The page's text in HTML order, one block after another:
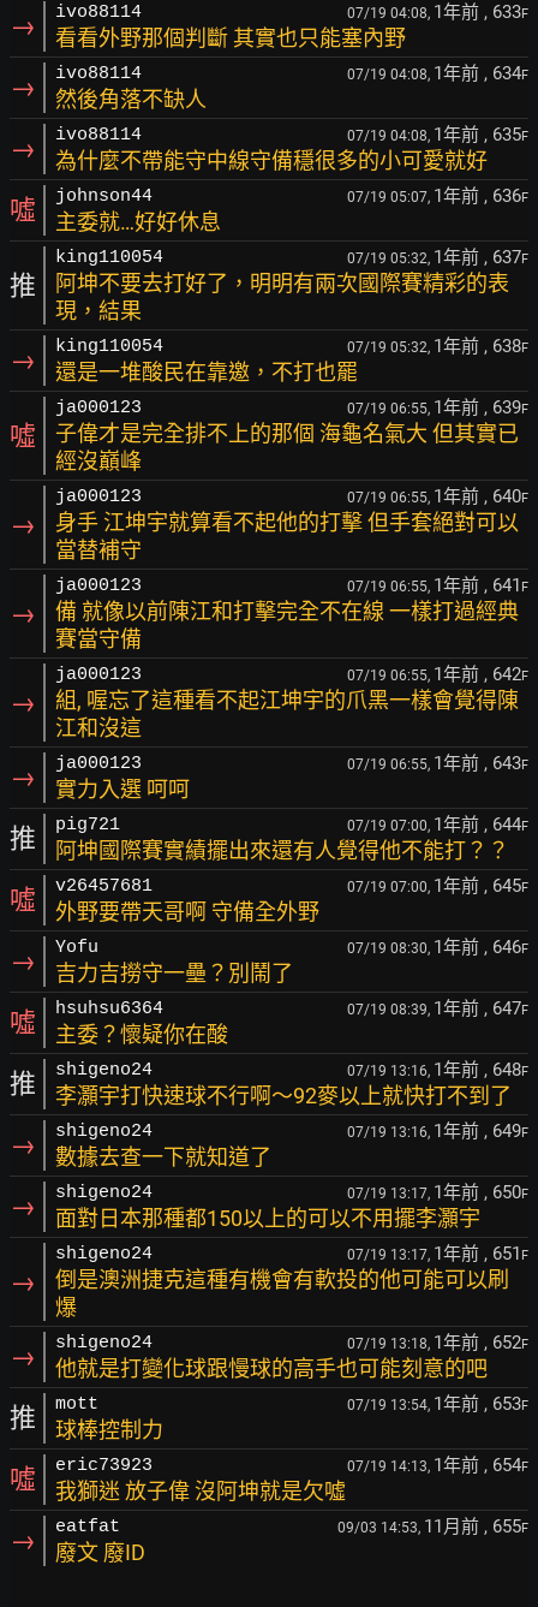
→ ivo88114 07/19 04:08, 1年前 , 633F
看看外野那個判斷 其實也只能塞內野
→ ivo88114 07/19 04:08, 1年前 , 634F
然後角落不缺人
→ ivo88114 07/19 04:08, 1年前 , 635F
為什麼不帶能守中線守備穩很多的小可愛就好
噓 johnson44 07/19 05:07, 1年前 , 636F
主委就…好好休息
推
king110054 07/19 05:32, 1年前 , 637F
阿坤不要去打好了，明明有兩次國際賽精彩的表
現，結果
→ king110054 07/19 05:32, 1年前 , 638F
還是一堆酸民在靠邀，不打也罷
噓
ja000123 07/19 06:55, 1年前 , 639F
子偉才是完全排不上的那個 海龜名氣大 但其實已
經沒巔峰
→
ja000123 07/19 06:55, 1年前 , 640F
身手 江坤宇就算看不起他的打擊 但手套絕對可以
當替補守
→
ja000123 07/19 06:55, 1年前 , 641 F
備 就像以前陳江和打擊完全不在線 一樣打過經典
賽當守備
→
ja000123 07/19 06:55, 1年前 , 642F
組, 喔忘了這種看不起江坤宇的爪黑一樣會覺得陳
江和沒這
→ ja000123 07/19 06:55, 1年前 , 643F
實力入選 呵呵
推 pig721 07/19 07:00, 1年前 , 644F
阿坤國際賽實績擺出來還有人覺得他不能打？？
噓 v26457681 07/19 07:00, 1年前 , 645F
外野要帶天哥啊 守備全外野
→ Yofu 07/19 08:30, 1年前 , 646F
吉力吉撈守一壘？別鬧了
噓 hsuhsu6364 07/19 08:39, 1年前 , 647F
主委？懷疑你在酸
推 shigeno24 07/19 13:16, 1年前 , 648F
李灝宇打快速球不行啊～92麥以上就快打不到了
→ shigeno24 07/19 13:16, 1年前 , 649F
數據去查一下就知道了
→ shigeno24 07/19 13:17, 1年前 , 650F
面對日本那種都150以上的可以不用擺李灝宇
→
shigeno24 07/19 13:17, 1年前 , 651 F
倒是澳洲捷克這種有機會有軟投的他可能可以刷
爆
→ shigeno24 07/19 13:18, 1年前 , 652F
他就是打變化球跟慢球的高手也可能刻意的吧
推 mott 07/19 13:54, 1年前 , 653F
球棒控制力
噓 eric73923 07/19 14:13, 1年前 , 654F
我獅迷 放子偉 沒阿坤就是欠噓
→ eatfat 09/03 14:53, 11月前 , 655F
廢文 廢ID